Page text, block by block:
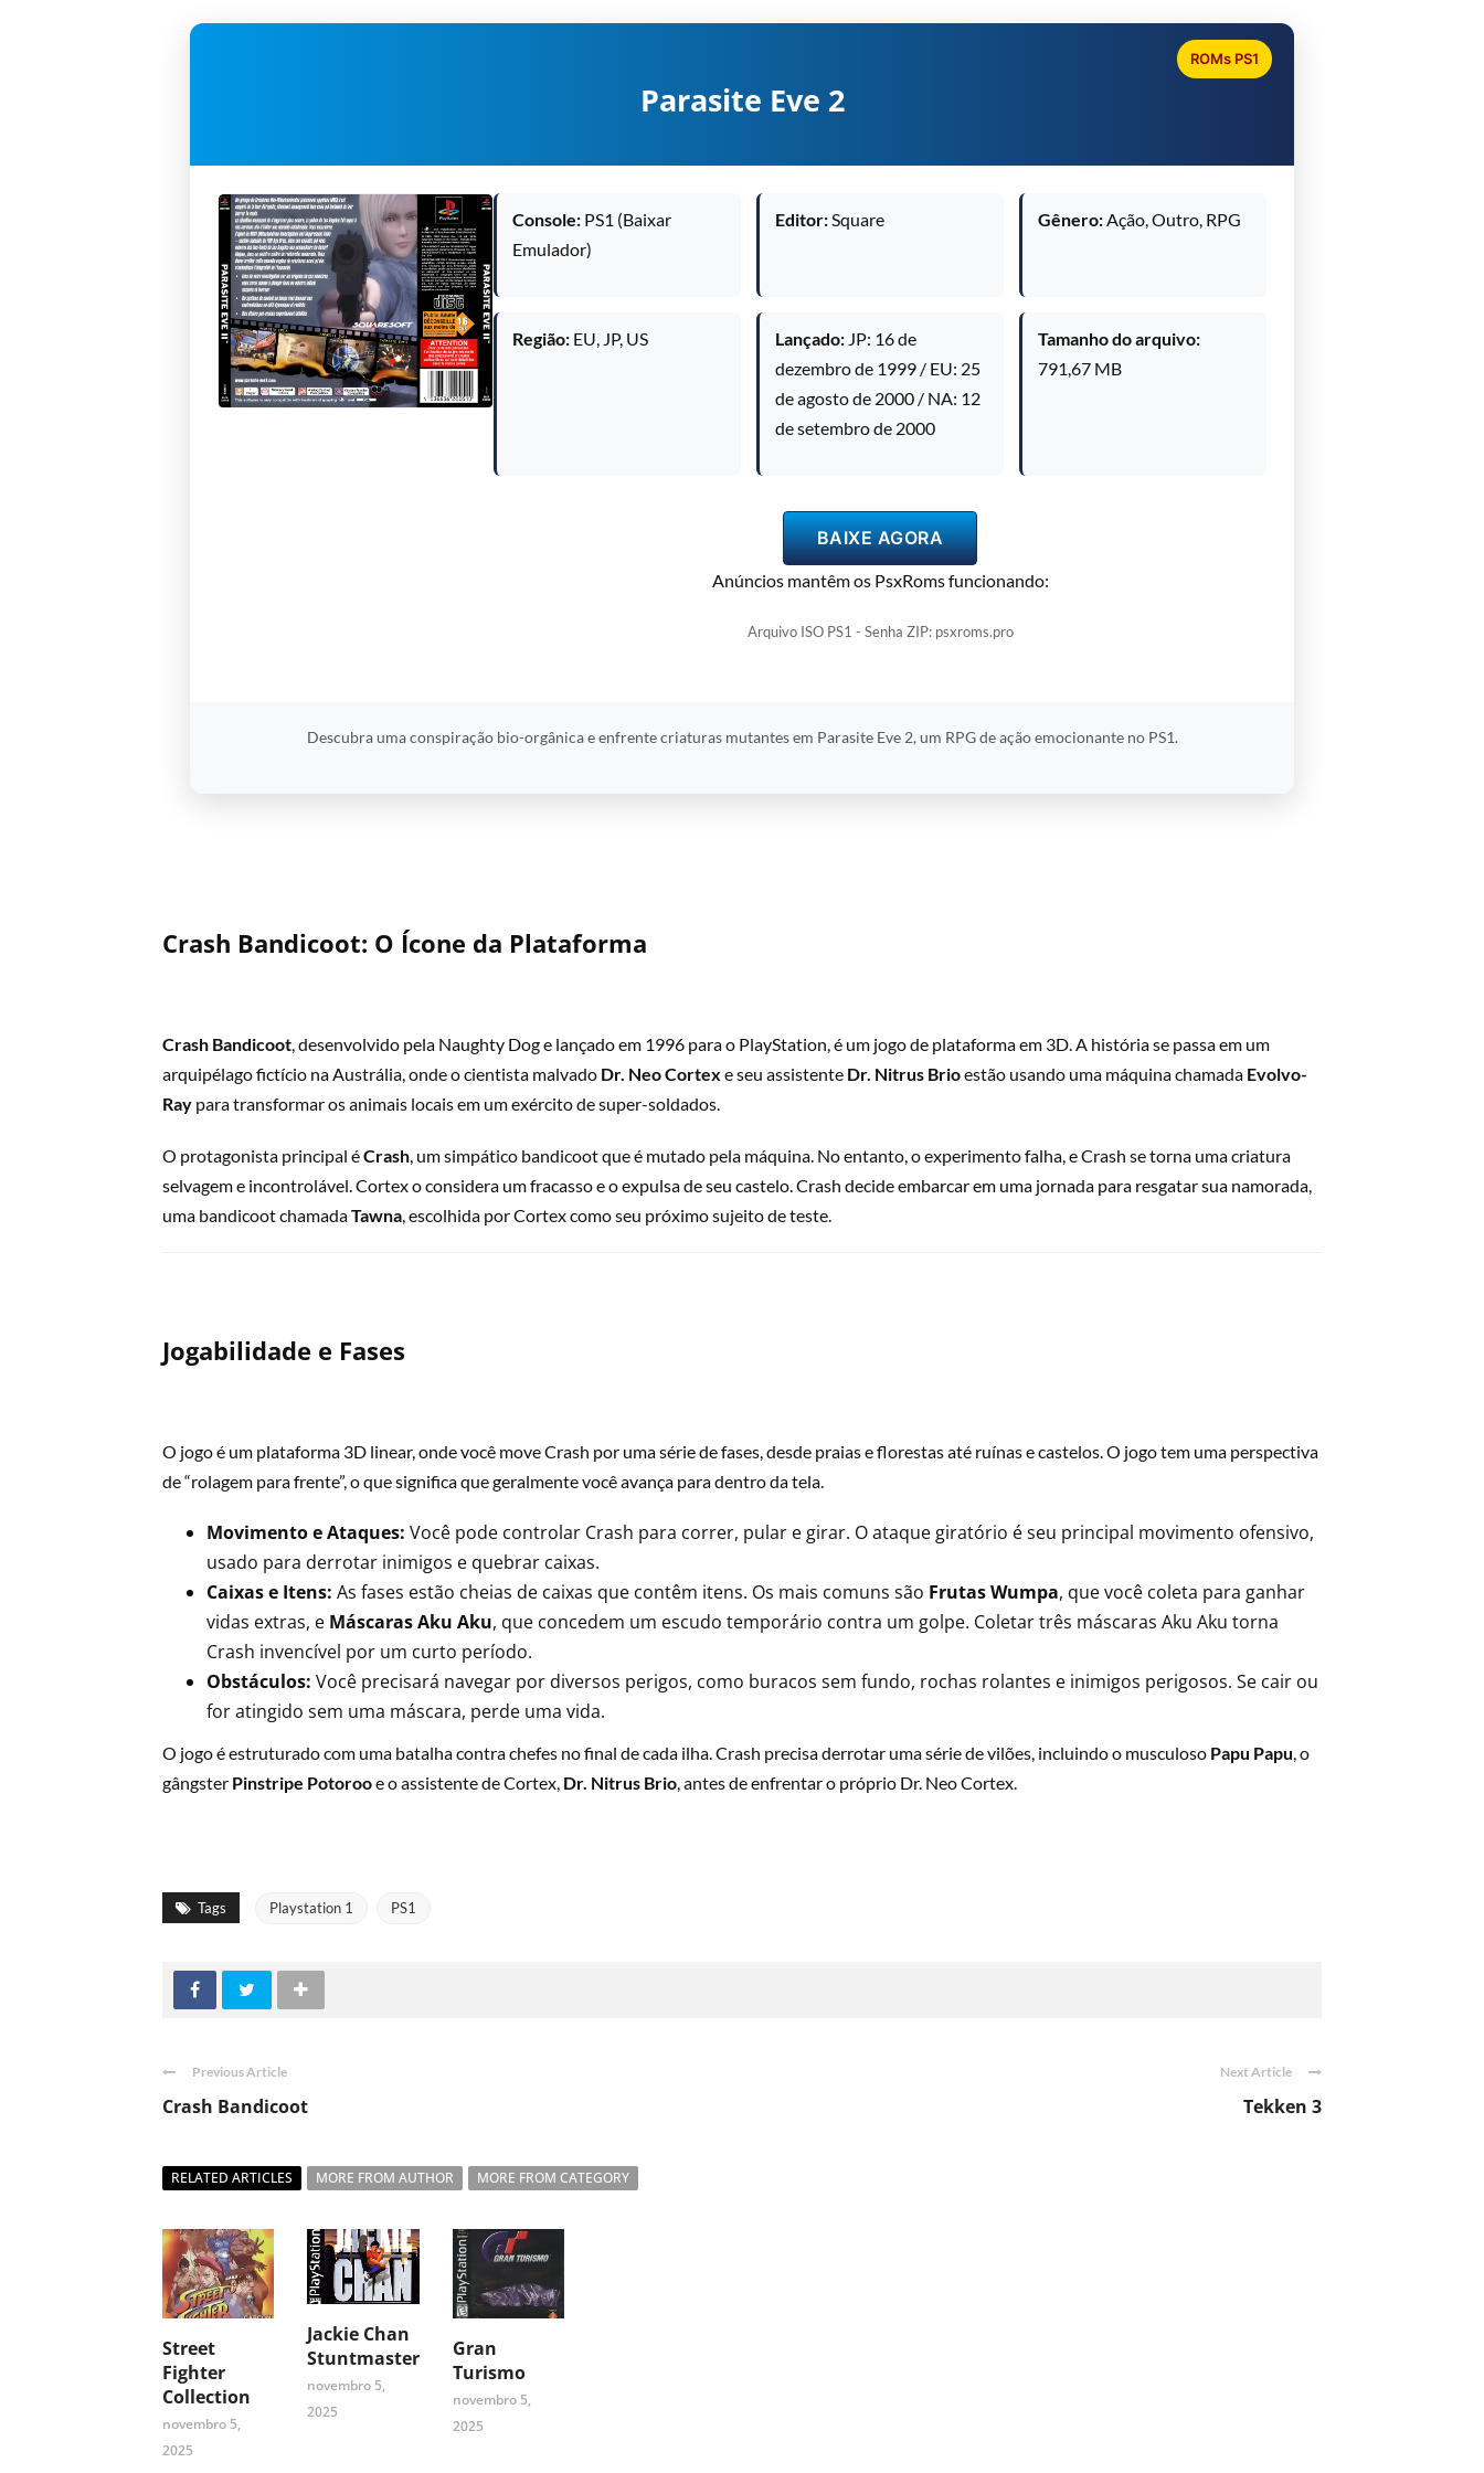
Parasite Eve 2
ROMs PS1
Console: PS1 (Baixar
Emulador)
Editor:Square Gênero:Ação, Outro, RPG
Região: EU, JP, US Lançado: JP: 16 de
dezembro de 1999 / EU: 25
de agosto de 2000 / NA: 12
de setembro de 2000
Tamanho do arquivo:
791,67 MB
BAIXE AGORA
Anúncios mantêm os PsxRoms funcionando:
Arquivo ISO PS1 - Senha ZIP: psxroms.pro
Descubra uma conspiração bio-orgânica e enfrente criaturas mutantes em Parasite Eve 2, um RPG de ação emocionante no PS1.
Crash Bandicoot: O Ícone da Plataforma
Crash Bandicoot, desenvolvido pela Naughty Dog e lançado em 1996 para o PlayStation, é um jogo de plataforma em 3D. A história se passa em um
arquipélago fictício na Austrália, onde o cientista malvado Dr. Neo Cortex e seu assistente Dr. Nitrus Brioestão usando uma máquina chamada Evolvo-
Ray para transformar os animais locais em um exército de super-soldados.
O protagonista principal éCrash, um simpático bandicoot que é mutado pela máquina. No entanto, o experimento falha, e Crash se torna uma criatura
selvagem e incontrolável. Cortex o considera um fracasso e o expulsa de seu castelo. Crash decide embarcar em uma jornada para resgatar sua namorada,
uma bandicoot chamadaTawna, escolhida por Cortex como seu próximo sujeito de teste.
Jogabilidade e Fases
O jogo é um plataforma 3D linear, onde você move Crash por uma série de fases, desde praias e florestas até ruínas e castelos. O jogo tem uma perspectiva
de “rolagem para frente”, o que significa que geralmente você avança para dentro da tela.
Movimento e Ataques: Você pode controlar Crash para correr, pular e girar. O ataque giratório é seu principal movimento ofensivo,
usado para derrotar inimigos e quebrar caixas.
Caixas e Itens: As fases estão cheias de caixas que contêm itens. Os mais comuns são Frutas Wumpa, que você coleta para ganhar
vidas extras, e Máscaras Aku Aku, que concedem um escudo temporário contra um golpe. Coletar três máscaras Aku Aku torna
Crash invencível por um curto período.
Obstáculos: Você precisará navegar por diversos perigos, como buracos sem fundo, rochas rolantes e inimigos perigosos. Se cair ou
for atingido sem uma máscara, perde uma vida.
O jogo é estruturado com uma batalha contra chefes no final de cada ilha. Crash precisa derrotar uma série de vilões, incluindo o musculoso Papu Papu, o
gângster Pinstripe Potorooe o assistente de Cortex, Dr. Nitrus Brio, antes de enfrentar o próprio Dr. Neo Cortex.
Tags Playstation 1 PS1
Previous Article
Crash Bandicoot
Next Article
Tekken 3
RELATED ARTICLES MORE FROM AUTHOR MORE FROM CATEGORY
Street
Fighter
Collection
novembro 5,
2025
Jackie Chan
Stuntmaster
novembro 5,
2025
Gran
Turismo
novembro 5,
2025